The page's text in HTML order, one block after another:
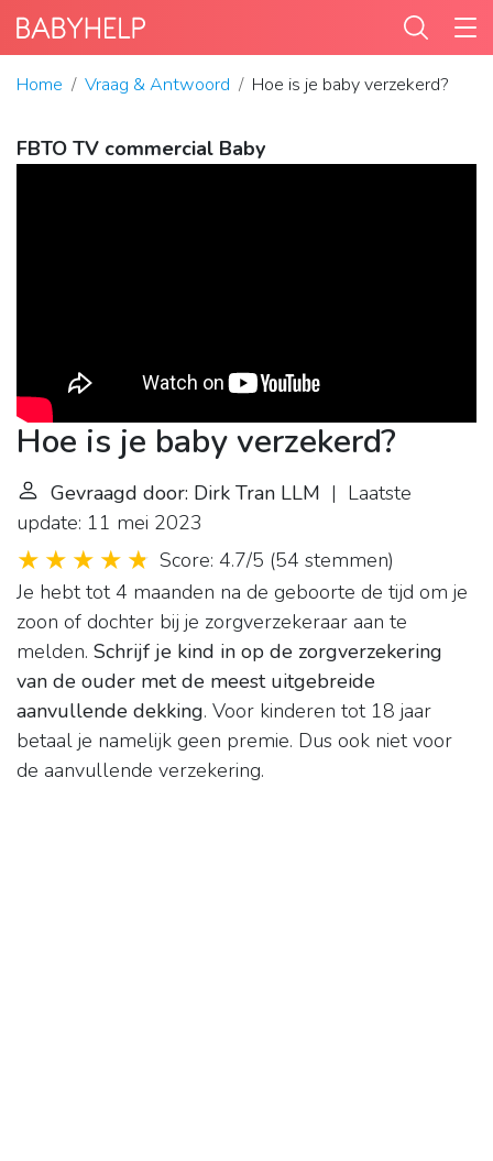
Home Vraag & Antwoord Hoe is je baby verzekerd?
FBTO TV commercial Baby
Hoe is je baby verzekerd?
Gevraagd door: Dirk Tran LLM | Laatste
update: 11 mei 2023
Score: 4.7/5 (54 stemmen)
Je hebt tot 4 maanden na de geboorte de tijd om je
zoon of dochter bij je zorgverzekeraar aan te
melden. Schrijf je kind in op de zorgverzekering
van de ouder met de meest uitgebreide
aanvullende dekking. Voor kinderen tot 18 jaar
betaal je namelijk geen premie. Dus ook niet voor
de aanvullende verzekering.